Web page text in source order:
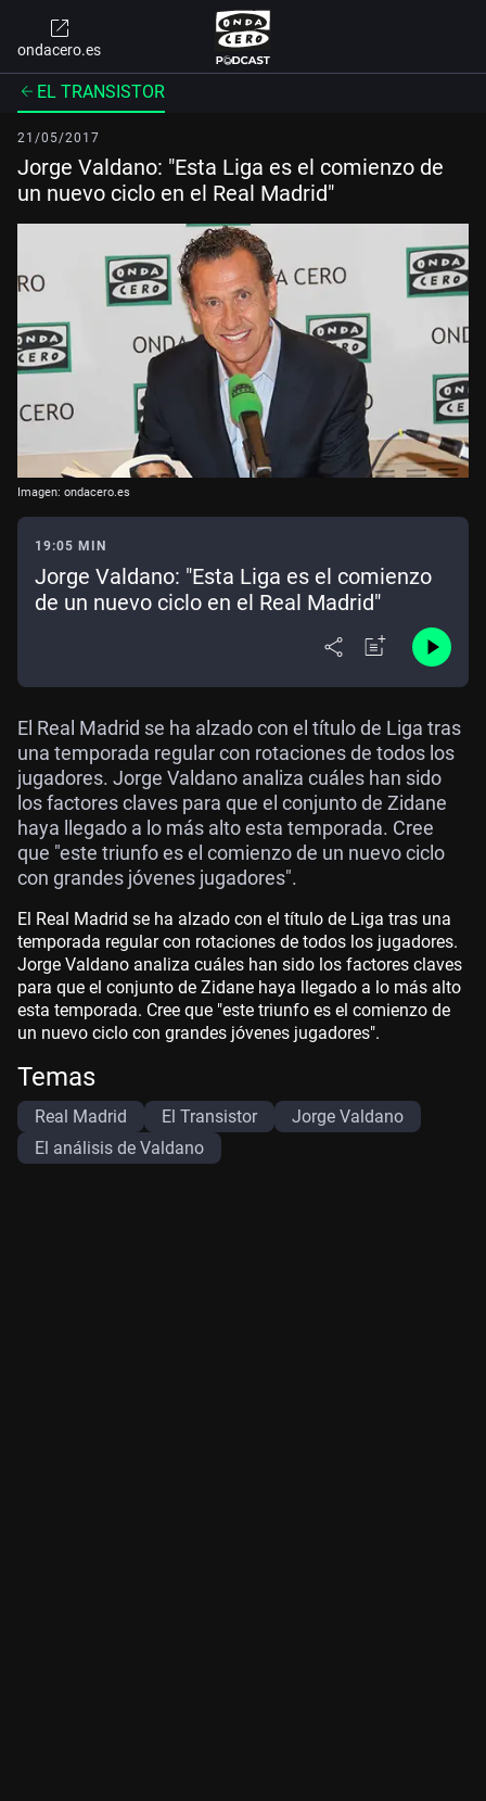
ondacero.es
EL TRANSISTOR
21/05/2017
Jorge Valdano: "Esta Liga es el comienzo de
un nuevo ciclo en el Real Madrid"
Imagen: ondacero.es
19:05 MIN
Jorge Valdano: "Esta Liga es el comienzo
de un nuevo ciclo en el Real Madrid"
El Real Madrid se ha alzado con el título de Liga tras
una temporada regular con rotaciones de todos los
jugadores. Jorge Valdano analiza cuáles han sido
los factores claves para que el conjunto de Zidane
haya llegado a lo más alto esta temporada. Cree
que "este triunfo es el comienzo de un nuevo ciclo
con grandes jóvenes jugadores".
El Real Madrid se ha alzado con el título de Liga tras una
temporada regular con rotaciones de todos los jugadores.
Jorge Valdano analiza cuáles han sido los factores claves
para que el conjunto de Zidane haya llegado a lo más alto
esta temporada. Cree que "este triunfo es el comienzo de
un nuevo ciclo con grandes jóvenes jugadores".
Temas
Real Madrid El Transistor
Jorge Valdano
El análisis de Valdano